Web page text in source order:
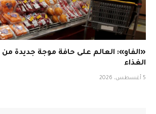
«الفاو»: العالم على حافة موجة جديدة من
الغذاء
5 أغسطس، 2026